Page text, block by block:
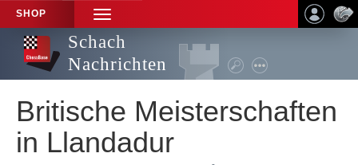
SHOP
TOGGLE
NAVIGATION
Schach
Nachrichten
Britische Meisterschaften
in Llandadur